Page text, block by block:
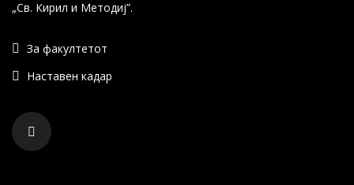
„Св. Кирил и Методиј”.
За факултетот
Наставен кадар